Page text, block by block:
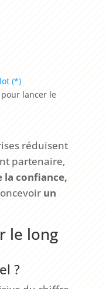
(*)
lancer le
réduisent
partenaire,
la confiance,
un
le long
?